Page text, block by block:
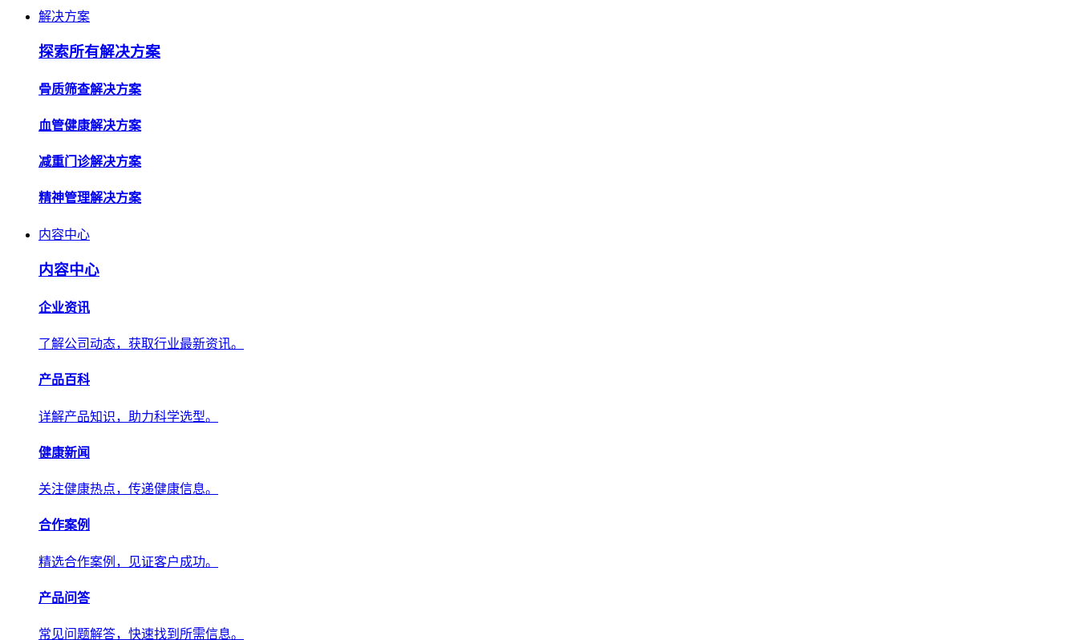
骨质筛查解决方案
血管健康解决方案
减重门诊解决方案
精神管理解决方案
内容中心
内容中心
企业资讯
了解公司动态，获取行业最新资讯。
产品百科
详解产品知识，助力科学选型。
健康新闻
关注健康热点，传递权威健康信息。
合作案例
精选合作案例，见证客户成功。
产品问答
常见问题解答，快速找到所需信息。
关于我们
关于我们